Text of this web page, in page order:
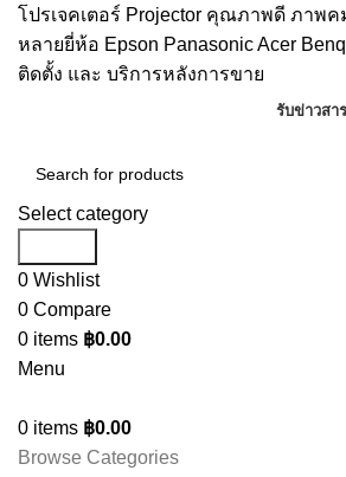
โปรเจคเตอร์ Projector คุณภาพดี ภาพ
หลายยี่ห้อ Epson Panasonic Acer
ติดตั้ง และ บริการหลังการขาย
รับข่าวสาร
Select category
0 Wishlist
0 Compare
0 items ฿0.00
Menu
0 items ฿0.00
Browse Categories